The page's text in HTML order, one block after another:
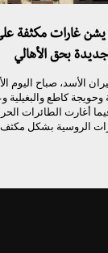
يشن غارات مكثفة
بحق الأهالي
الأسد، صباح اليوم
وحويجة كاطع
أغارت الطائرات
الروسية بشكل